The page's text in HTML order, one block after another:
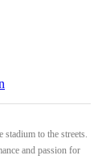
to the streets.
and passion for